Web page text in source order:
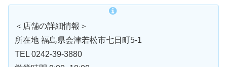
＜店舗の詳細情報＞
所在地 福島県会津若松市七日町5-1
TEL 0242-39-3880